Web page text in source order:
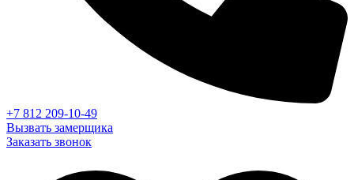
+7 812 209-10-49
Вызвать замерщика
Заказать звонок